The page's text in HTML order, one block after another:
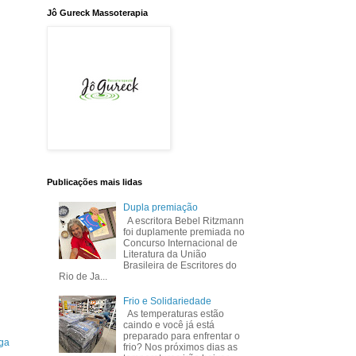
Jô Gureck Massoterapia
Publicações mais lidas
Dupla premiação
A escritora Bebel Ritzmann
foi duplamente premiada no
Concurso Internacional de
Literatura da União
Brasileira de Escritores do
Rio de Ja...
Frio e Solidariedade
As temperaturas estão
caindo e você já está
preparado para enfrentar o
frio? Nos próximos dias as